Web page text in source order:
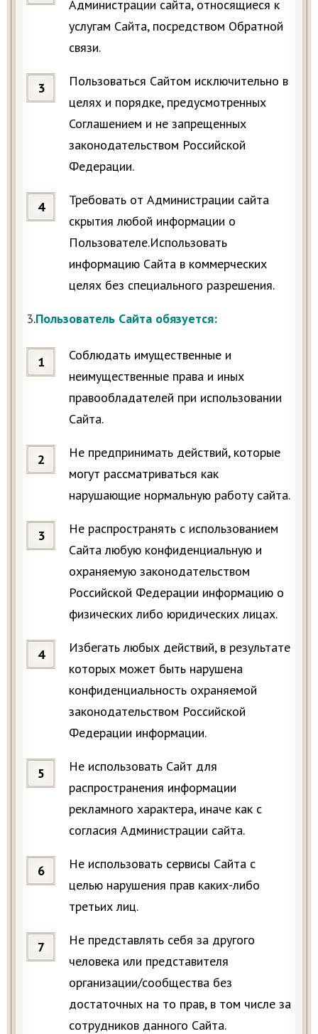
Администрации сайта, относящиеся к
услугам Сайта, посредством Обратной
связи.
Пользоваться Сайтом исключительно в
целях и порядке, предусмотренных
Соглашением и не запрещенных
законодательством Российской
Федерации.
Требовать от Администрации сайта
скрытия любой информации о
Пользователе.Использовать
информацию Сайта в коммерческих
целях без специального разрешения.
3.Пользователь Сайта обязуется:
Соблюдать имущественные и
неимущественные права и иных
правообладателей при использовании
Сайта.
Не предпринимать действий, которые
могут рассматриваться как
нарушающие нормальную работу сайта.
Не распространять с использованием
Сайта любую конфиденциальную и
охраняемую законодательством
Российской Федерации информацию о
физических либо юридических лицах.
Избегать любых действий, в результате
которых может быть нарушена
конфиденциальность охраняемой
законодательством Российской
Федерации информации.
Не использовать Сайт для
распространения информации
рекламного характера, иначе как с
согласия Администрации сайта.
Не использовать сервисы Сайта с
целью нарушения прав каких-либо
третьих лиц.
Не представлять себя за другого
человека или представителя
организации/сообщества без
достаточных на то прав, в том числе за
сотрудников данного Сайта.